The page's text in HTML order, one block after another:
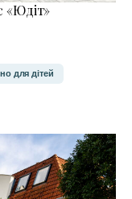
«Юдіт»
для дітей